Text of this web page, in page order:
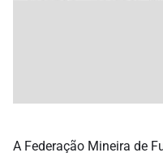
A Federação Mineira de